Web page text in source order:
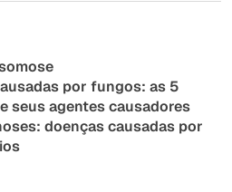
por fungos: as 5
seus agentes causadores
doenças causadas por